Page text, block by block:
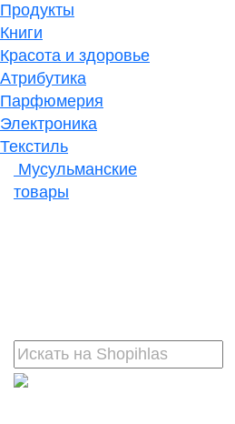
Продукты
Книги
Красота и здоровье
Атрибутика
Парфюмерия
Электроника
Текстиль
Мусульманские
товары